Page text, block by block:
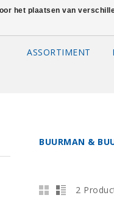
ASSORTIMENT
BUURMAN &
2
het plaatsen van